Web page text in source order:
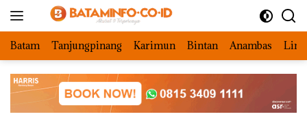
Batam Tanjungpinang Karimun Bintan Anambas